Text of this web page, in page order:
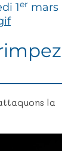
1er mars
la